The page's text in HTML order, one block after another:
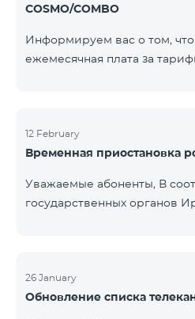
Благодарим за понимание.
COSMO/COMBO
Информируем вас о том, что
ежемесячная плата за
тарифному плану могут все
подпиской на пакеты услуг
ознакомиться здесь.
12 February
Временная приостановка
Уважаемые абоненты, В
государственных органов
контролем нашей компании.
точные сроки
26 January
Обновление списка